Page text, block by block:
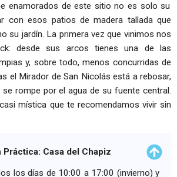
enamorados de este sitio no es solo su
con esos patios de madera tallada que
su jardín. La primera vez que vinimos nos
desde sus arcos tienes una de las
y, sobre todo, menos concurridas de
el Mirador de San Nicolás está a rebosar,
rompe por el agua de su fuente central.
mística que te recomendamos vivir sin
Casa del Chapiz
los días de 10:00 a 17:00 (invierno) y